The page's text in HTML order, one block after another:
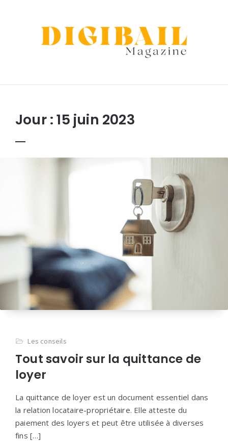
Jour :15 juin 2023
Les conseils
Tout savoir sur la quittance de
loyer
La quittance de loyer est un document essentiel dans
la relation locataire-propriétaire. Elle atteste du
paiement des loyers et peut être utilisée à diverses
fins […]